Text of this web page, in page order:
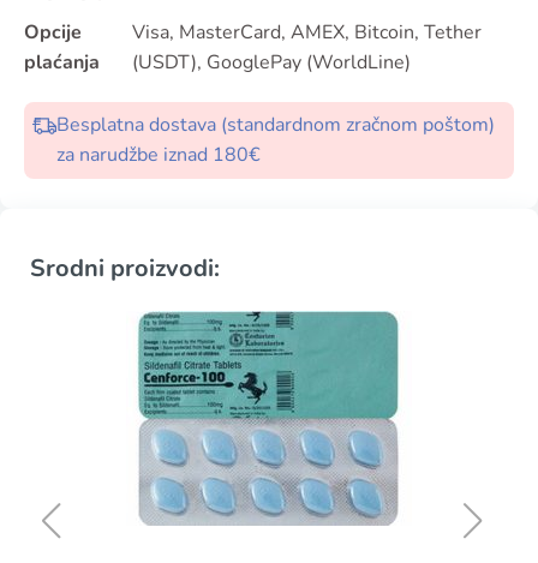
Opcije
plaćanja
Visa, MasterCard, AMEX, Bitcoin, Tether
(USDT), GooglePay (WorldLine)
Besplatna dostava (standardnom zračnom poštom)
za narudžbe iznad 180€
Srodni proizvodi: